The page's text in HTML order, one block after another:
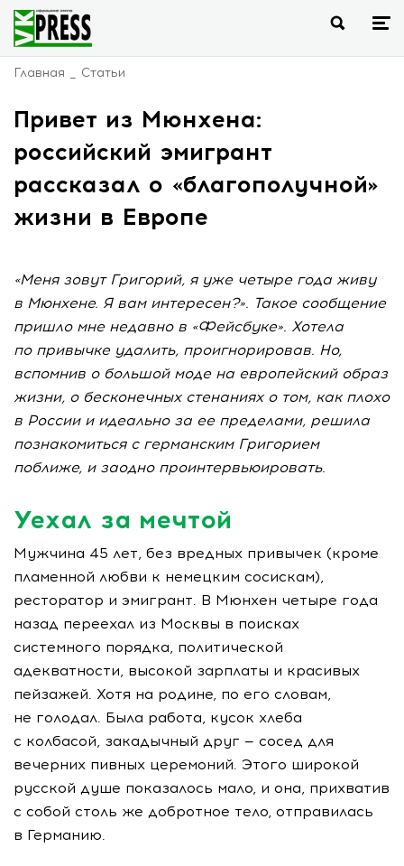
Главная Статьи
Привет из Мюнхена:
российский эмигрант
рассказал о «благополучной»
жизни в Европе
«Меня зовут Григорий, я уже четыре года живу
в Мюнхене. Я вам интересен?». Такое сообщение
пришло мне недавно в «Фейсбуке». Хотела
по привычке удалить, проигнорировав. Но,
вспомнив о большой моде на европейский образ
жизни, о бесконечных стенаниях о том, как плохо
в России и идеально за ее пределами, решила
познакомиться с германским Григорием
поближе, и заодно проинтервьюировать.
Уехал за мечтой
Мужчина 45 лет, без вредных привычек (кроме
пламенной любви к немецким сосискам),
ресторатор и эмигрант. В Мюнхен четыре года
назад переехал из Москвы в поисках
системного порядка, политической
адекватности, высокой зарплаты и красивых
пейзажей. Хотя на родине, по его словам,
не голодал. Была работа, кусок хлеба
с колбасой, закадычный друг — сосед для
вечерних пивных церемоний. Этого широкой
русской душе показалось мало, и она, прихватив
с собой столь же добротное тело, отправилась
в Германию.